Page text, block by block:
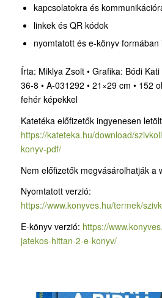
kapcsolatokra és
linkek és QR kódok
nyomtatott és e-könyv formában
Írta: Miklya Zsolt • Grafika: Bódi
36-8 • A-031292 • 21×29 cm • 152
fehér képekkel
Katetéka előfizetők ingyenesen
https://kateteka.hu/download/
konyv-pdf/
Nem előfizetők megvásárolhatják a
Nyomtatott verzió:
https://www.konyves.hu/termek/
E-könyv verzió: https://
jatekos-hittan-2-e-konyv/